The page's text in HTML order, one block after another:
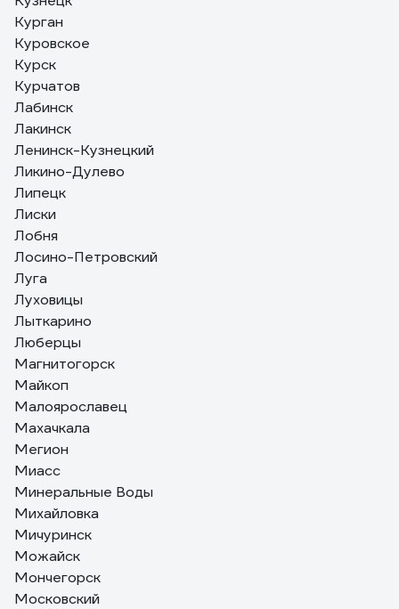
Курган
Куровское
Курск
Курчатов
Лабинск
Лакинск
Ленинск-Кузнецкий
Ликино-Дулево
Липецк
Лиски
Лобня
Лосино-Петровский
Луга
Луховицы
Лыткарино
Люберцы
Магнитогорск
Майкоп
Малоярославец
Махачкала
Мегион
Миасс
Минеральные Воды
Михайловка
Мичуринск
Можайск
Мончегорск
Московский